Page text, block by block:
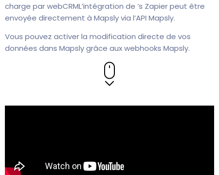
charge par webCRML’intégration de ‘s Zapier peut être
envoyée directement à Mapsly via l’API Mapsly.
Vous pouvez activer la modification directe de vos
données dans Mapsly grâce aux webhooks Mapsly.